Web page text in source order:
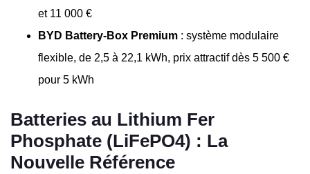
et 11 000 €
BYD Battery-Box Premium : système modulaire
flexible, de 2,5 à 22,1 kWh, prix attractif dès 5 500 €
pour 5 kWh
Batteries au Lithium Fer
Phosphate (LiFePO4) : La
Nouvelle Référence